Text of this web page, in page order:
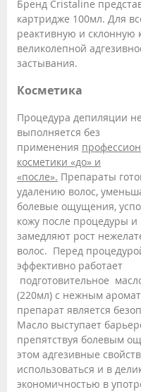
Бренд Cristaline
картридже 100мл. Для
реактивную и склонную
великолепной
застывания.
Косметика
Процедура депиляции не
выполняется без
применения
косметики «до» и
«после». Препараты
удалению волос,
болевые ощущения,
кожу после процедуры и
замедляют рост
волос. Перед
эффективно работает
подготовительное
(220мл) с нежным
препарат является
Масло выступает
препятствуя болевым
этом адгезивные
использоваться и в
экономичностью в